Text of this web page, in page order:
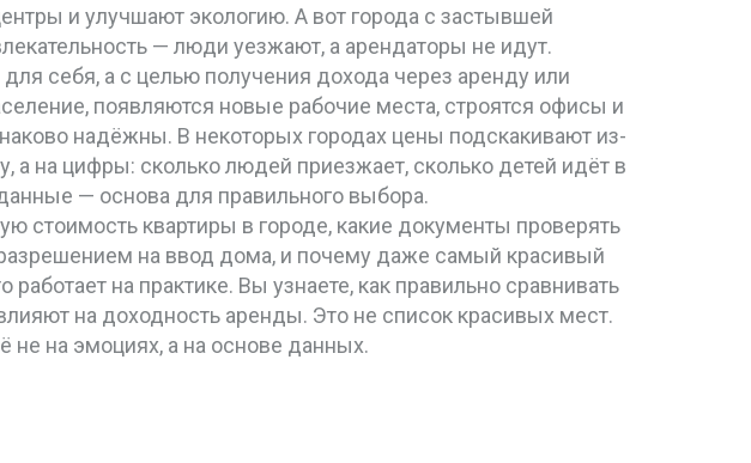
и улучшают экологию. А вот города с застывшей
— люди уезжают, а арендаторы не идут.
себя, а с целью получения дохода через аренду или
появляются новые рабочие места, строятся офисы и
надёжны. В некоторых городах цены подскакивают из-
а на цифры: сколько людей приезжает, сколько детей идёт в
— основа для правильного выбора.
стоимость квартиры в городе, какие документы проверять
на ввод дома, и почему даже самый красивый
на практике. Вы узнаете, как правильно сравнивать
на доходность аренды. Это не список красивых мест.
не на эмоциях, а на основе данных.